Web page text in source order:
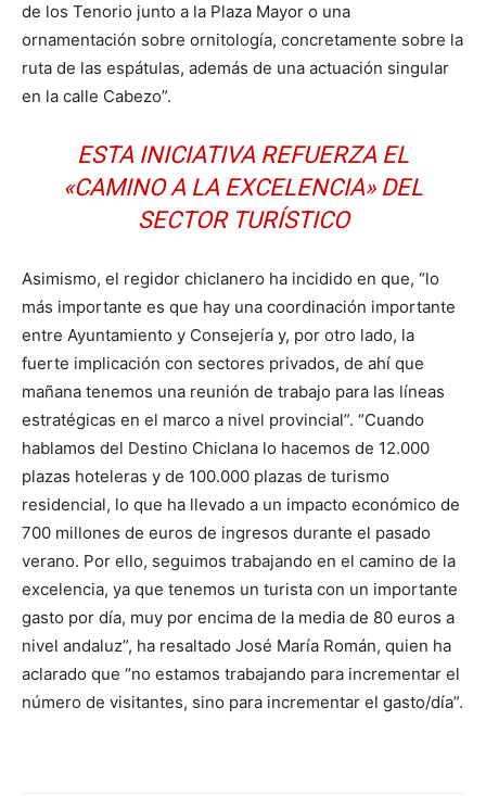
de los Tenorio junto a la Plaza Mayor o una
ornamentación sobre ornitología, concretamente sobre la
ruta de las espátulas, además de una actuación singular
en la calle Cabezo”.
ESTA INICIATIVA REFUERZA EL
«CAMINO A LA EXCELENCIA» DEL
SECTOR TURÍSTICO
Asimismo, el regidor chiclanero ha incidido en que, “lo
más importante es que hay una coordinación importante
entre Ayuntamiento y Consejería y, por otro lado, la
fuerte implicación con sectores privados, de ahí que
mañana tenemos una reunión de trabajo para las líneas
estratégicas en el marco a nivel provincial”. “Cuando
hablamos del Destino Chiclana lo hacemos de 12.000
plazas hoteleras y de 100.000 plazas de turismo
residencial, lo que ha llevado a un impacto económico de
700 millones de euros de ingresos durante el pasado
verano. Por ello, seguimos trabajando en el camino de la
excelencia, ya que tenemos un turista con un importante
gasto por día, muy por encima de la media de 80 euros a
nivel andaluz”, ha resaltado José María Román, quien ha
aclarado que “no estamos trabajando para incrementar el
número de visitantes, sino para incrementar el gasto/día”.